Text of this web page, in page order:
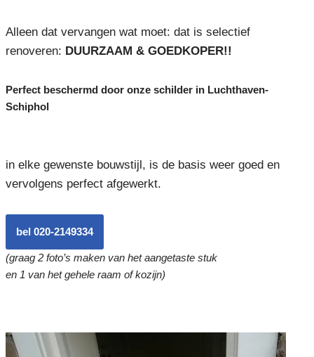
Alleen dat vervangen wat moet: dat is selectief
renoveren: DUURZAAM & GOEDKOPER!!
Perfect beschermd door onze schilder in Luchthaven-
Schiphol
in elke gewenste bouwstijl, is de basis weer goed en
vervolgens perfect afgewerkt.
bel 020-2149334
(graag 2 foto’s maken van het aangetaste stuk
en 1 van het gehele raam of kozijn)